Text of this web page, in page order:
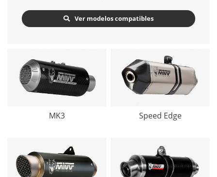
Ver modelos compatibles
MK3 Speed Edge